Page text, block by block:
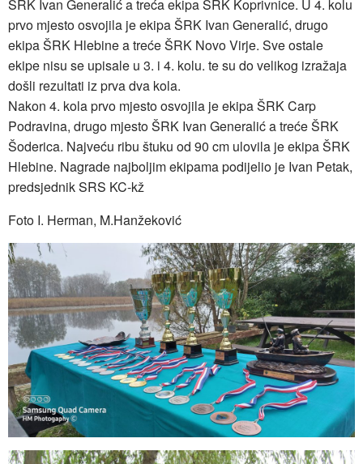
ŠRK Ivan Generalić a treća ekipa ŠRK Koprivnice. U 4. kolu
prvo mjesto osvojila je ekipa ŠRK Ivan Generalić, drugo
ekipa ŠRK Hlebine a treće ŠRK Novo Virje. Sve ostale
ekipe nisu se upisale u 3. i 4. kolu. te su do velikog izražaja
došli rezultati iz prva dva kola.
Nakon 4. kola prvo mjesto osvojila je ekipa ŠRK Carp
Podravina, drugo mjesto ŠRK Ivan Generalić a treće ŠRK
Šoderica. Najveću ribu štuku od 90 cm ulovila je ekipa ŠRK
Hlebine. Nagrade najboljim ekipama podijelio je Ivan Petak,
predsjednik SRS KC-kž
Foto I. Herman, M.Hanžeković